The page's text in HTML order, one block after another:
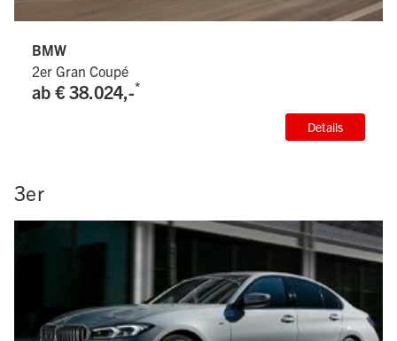
BMW
2er Gran Coupé
ab € 38.024,-*
Details
3er